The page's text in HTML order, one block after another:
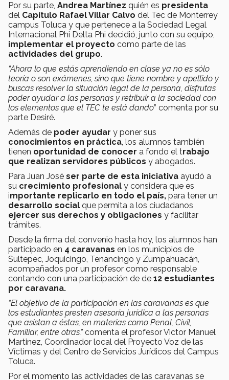
Por su parte, Andrea Martínez quién es presidenta
del Capítulo Rafael Villar Calvo del Tec de Monterrey
campus Toluca y que pertenece a la Sociedad Legal
Internacional Phi Delta Phi decidió, junto con su equipo,
implementar el proyecto como parte de las
actividades del grupo.
“Ahora lo que estás aprendiendo en clase ya no es sólo
teoría o son exámenes, sino que tiene nombre y apellido y
buscas resolver la situación legal de la persona, disfrutas
poder ayudar a las personas y retribuir a la sociedad con
los elementos que el TEC te está dando” comenta por su
parte Desiré.
Además de poder ayudar y poner sus
conocimientos en práctica, los alumnos también
tienen oportunidad de conocer a fondo el trabajo
que realizan servidores públicos y abogados.
Para Juan José ser parte de esta iniciativa ayudó a
su crecimiento profesional y considera que es
importante replicarlo en todo el país, para tener un
desarrollo social que permita a los ciudadanos
ejercer sus derechos y obligaciones y facilitar
trámites.
Desde la firma del convenio hasta hoy, los alumnos han
participado en 4 caravanas en los municipios de
Sultepec, Joquicingo, Tenancingo y Zumpahuacán,
acompañados por un profesor como responsable
contando con una participación de de 12 estudiantes
por caravana.
“El objetivo de la participación en las caravanas es que
los estudiantes presten asesoría jurídica a las personas
que asistan a éstas, en materias como Penal, Civil,
Familiar, entre otras.”comenta el profesor Victor Manuel
Martinez, Coordinador local del Proyecto Voz de las
Víctimas y del Centro de Servicios Jurídicos del Campus
Toluca.
Por el momento las actividades de las caravanas se